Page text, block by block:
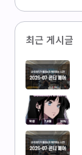
최근 게시글